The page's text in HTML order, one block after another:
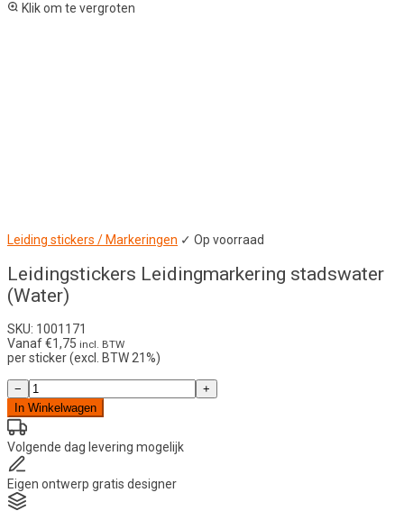
Klik om te vergroten
Leiding stickers / Markeringen ✓ Op voorraad
Leidingstickers Leidingmarkering stadswater
(Water)
SKU: 1001171
Vanaf€1,75 incl. BTW
per sticker (excl. BTW 21%)
Leidingstickers
Leidingmarkering
stadswater
(Water)
aantal
−
+
In Winkelwagen
Volgende dag levering mogelijk
Eigen ontwerp gratis designer